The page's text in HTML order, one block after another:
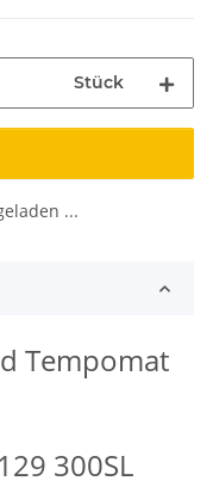
Stück
...
Tempomat
300SL